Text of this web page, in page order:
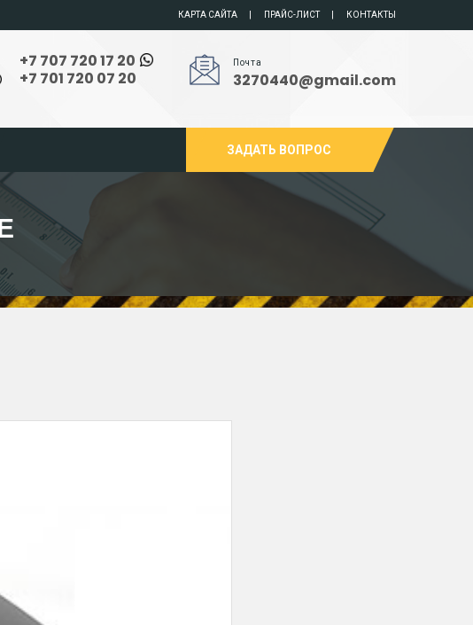
КАРТА САЙТА ПРАЙС-ЛИСТ КОНТАКТЫ
+7 707 720 17 20
+7 701 720 07 20
Почта
3270440@gmail.com
ЗАДАТЬ ВОПРОС